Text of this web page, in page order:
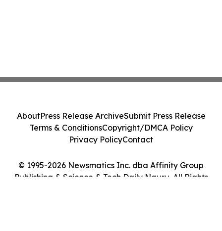
© 1995-2026 Newsmatics Inc. dba Affinity Group
Publishing & Science & Tech Daily Nauru. All Rights
AboutPress Release ArchiveSubmit Press Release
Terms & ConditionsCopyright/DMCA Policy
Privacy PolicyContact